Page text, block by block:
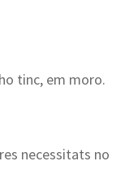
tinc, em moro.
necessitats no